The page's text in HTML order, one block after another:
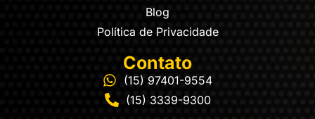
Blog
Política de Privacidade
Contato
(15) 97401-9554
(15) 3339-9300